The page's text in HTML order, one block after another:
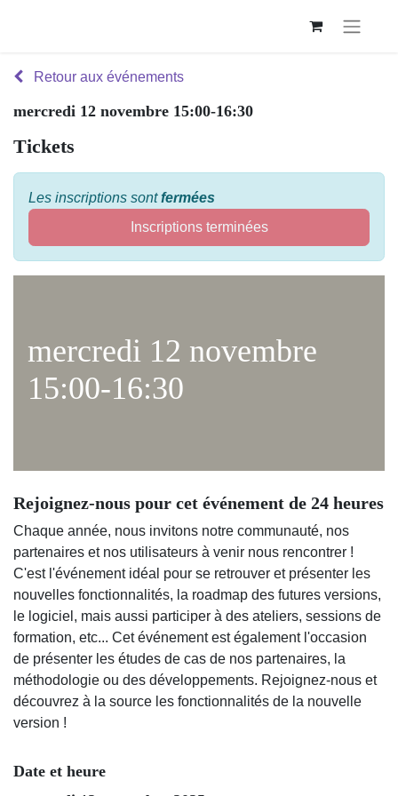
Retour aux événements
mercredi 12 novembre 15:00-16:30
Tickets
Les inscriptions sontfermées
Inscriptions terminées
mercredi 12 novembre
15:00-16:30
Rejoignez-nous pour cet événement de 24 heures
Chaque année, nous invitons notre communauté, nos
partenaires et nos utilisateurs à venir nous rencontrer !
C'est l'événement idéal pour se retrouver et présenter les
nouvelles fonctionnalités, la roadmap des futures versions,
le logiciel, mais aussi participer à des ateliers, sessions de
formation, etc... Cet événement est également l'occasion
de présenter les études de cas de nos partenaires, la
méthodologie ou des développements. Rejoignez-nous et
découvrez à la source les fonctionnalités de la nouvelle
version !
Date et heure